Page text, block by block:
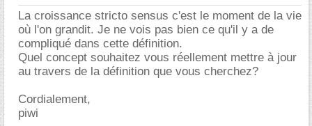
La croissance stricto sensus c'est le moment de la vie
où l'on grandit. Je ne vois pas bien ce qu'il y a de
compliqué dans cette définition.
Quel concept souhaitez vous réellement mettre à jour
au travers de la définition que vous cherchez?
Cordialement,
piwi